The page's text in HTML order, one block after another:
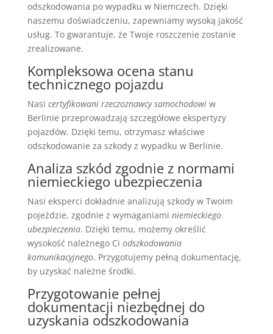
odszkodowania po wypadku w Niemczech. Dzięki
naszemu doświadczeniu, zapewniamy wysoką jakość
usług. To gwarantuje, że Twoje roszczenie zostanie
zrealizowane.
Kompleksowa ocena stanu
technicznego pojazdu
Nasi certyfikowani rzeczoznawcy samochodowiw
Berlinie przeprowadzają szczegółowe ekspertyzy
pojazdów. Dzięki temu, otrzymasz właściwe
odszkodowanie za szkody z wypadku w Berlinie.
Analiza szkód zgodnie z normami
niemieckiego ubezpieczenia
Nasi eksperci dokładnie analizują szkody w Twoim
pojeździe, zgodnie z wymaganiami niemieckiego
ubezpieczenia. Dzięki temu, możemy określić
wysokość należnego Ci odszkodowania
komunikacyjnego. Przygotujemy pełną dokumentację,
by uzyskać należne środki.
Przygotowanie pełnej
dokumentacji niezbędnej do
uzyskania odszkodowania